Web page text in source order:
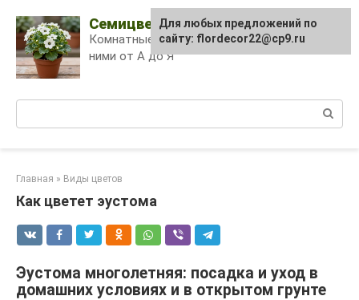
content
Семицветик
Комнатные растения и уход за
ними от А до Я
Главная » Виды цветов
Как цветет эустома
Эустома многолетняя: посадка и уход в
домашних условиях и в открытом грунте
Для любых предложений по
сайту: flordecor22@cp9.ru